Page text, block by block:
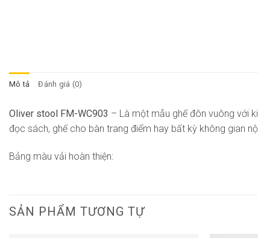
Mô tả Đánh giá (0)
Oliver stool FM-WC903 – Là một mẫu ghế đôn vuông với
đọc sách, ghế cho bàn trang điểm hay bất kỳ không gian
Bảng màu vải hoàn thiện:
SẢN PHẨM TƯƠNG TỰ